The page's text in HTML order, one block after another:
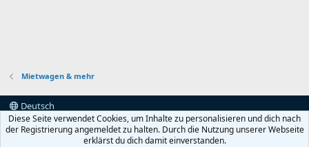
Mietwagen & mehr
Deutsch
Kontakt
Nutzungsbedingungen
Datenschutz
Hilfe und Impressum
Start
Diese Seite verwendet Cookies, um Inhalte zu personalisieren und dich nach
der Registrierung angemeldet zu halten. Durch die Nutzung unserer Webseite
erklärst du dich damit einverstanden.